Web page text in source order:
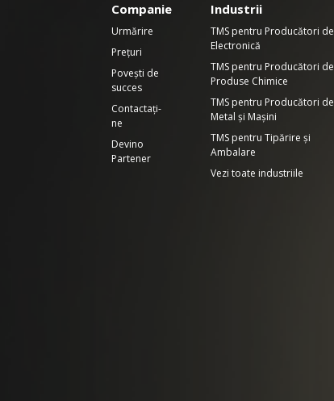
Companie
Urmărire
Prețuri
Povești de
succes
Contactați-
ne
Devino
Partener
Industrii
TMS pentru Producători de
Electronică
TMS pentru Producători de
Produse Chimice
TMS pentru Producători de
Metal și Mașini
TMS pentru Tipărire și
Ambalare
Vezi toate industriile